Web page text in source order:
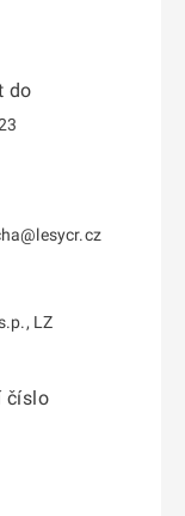
do
LZ
číslo